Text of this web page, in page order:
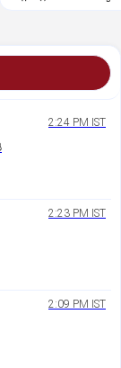
2:24 PM IST
2:23 PM IST
2:09 PM IST